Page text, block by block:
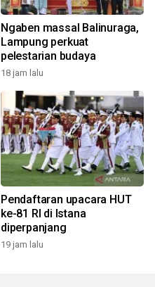
Ngaben massal Balinuraga,
Lampung perkuat
pelestarian budaya
18 jam lalu
Pendaftaran upacara HUT
ke-81 RI di Istana
diperpanjang
19 jam lalu